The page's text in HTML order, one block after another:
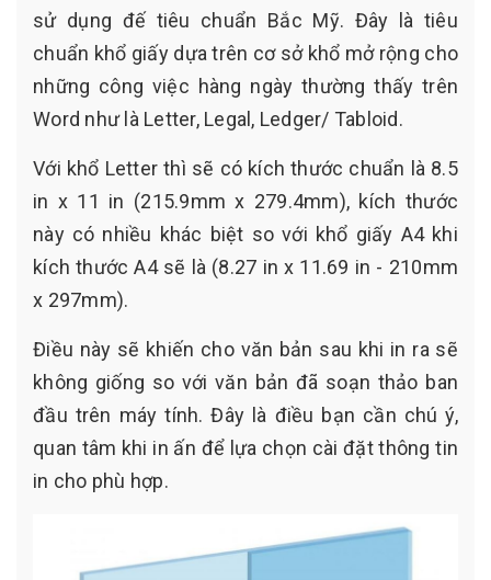
sử dụng đế tiêu chuẩn Bắc Mỹ. Đây là tiêu
chuẩn khổ giấy dựa trên cơ sở khổ mở rộng cho
những công việc hàng ngày thường thấy trên
Word như là Letter, Legal, Ledger/ Tabloid.
Với khổ Letter thì sẽ có kích thước chuẩn là 8.5
in x 11 in (215.9mm x 279.4mm), kích thước
này có nhiều khác biệt so với khổ giấy A4 khi
kích thước A4 sẽ là (8.27 in x 11.69 in - 210mm
x 297mm).
Điều này sẽ khiến cho văn bản sau khi in ra sẽ
không giống so với văn bản đã soạn thảo ban
đầu trên máy tính. Đây là điều bạn cần chú ý,
quan tâm khi in ấn để lựa chọn cài đặt thông tin
in cho phù hợp.